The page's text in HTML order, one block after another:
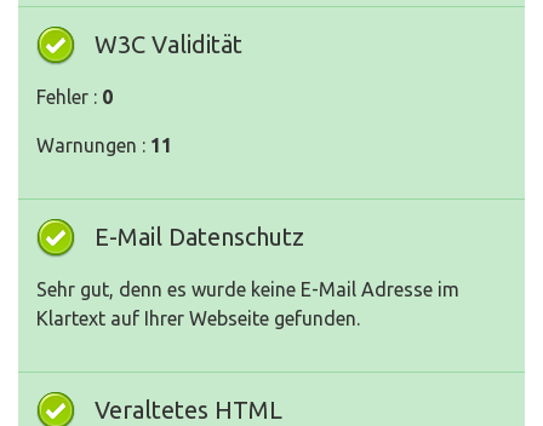
W3C Validität
Fehler : 0
Warnungen : 11
E-Mail Datenschutz
Sehr gut, denn es wurde keine E-Mail Adresse im
Klartext auf Ihrer Webseite gefunden.
Veraltetes HTML